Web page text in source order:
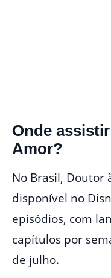
Onde
Amor?
No Brasil, Doutor
disponível no
episódios, com
capítulos por
de julho.